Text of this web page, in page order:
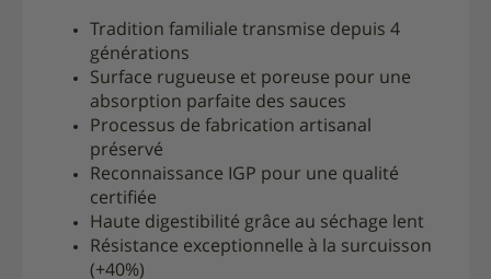
Tradition familiale transmise depuis 4
générations
Surface rugueuse et poreuse pour une
absorption parfaite des sauces
Processus de fabrication artisanal
préservé
Reconnaissance IGP pour une qualité
certifiée
Haute digestibilité grâce au séchage lent
Résistance exceptionnelle à la surcuisson
(+40%)